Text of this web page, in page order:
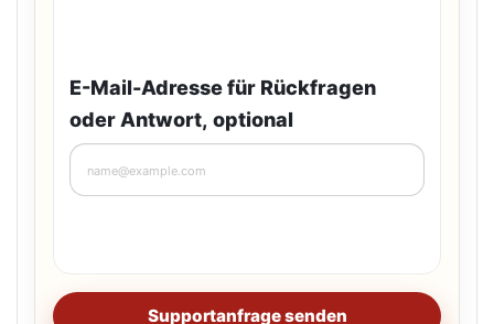
E-Mail-Adresse für Rückfragen
oder Antwort, optional
Supportanfrage senden